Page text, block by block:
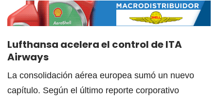
Lufthansa acelera el control de ITA
Airways
La consolidación aérea europea sumó un nuevo
capítulo. Según el último reporte corporativo